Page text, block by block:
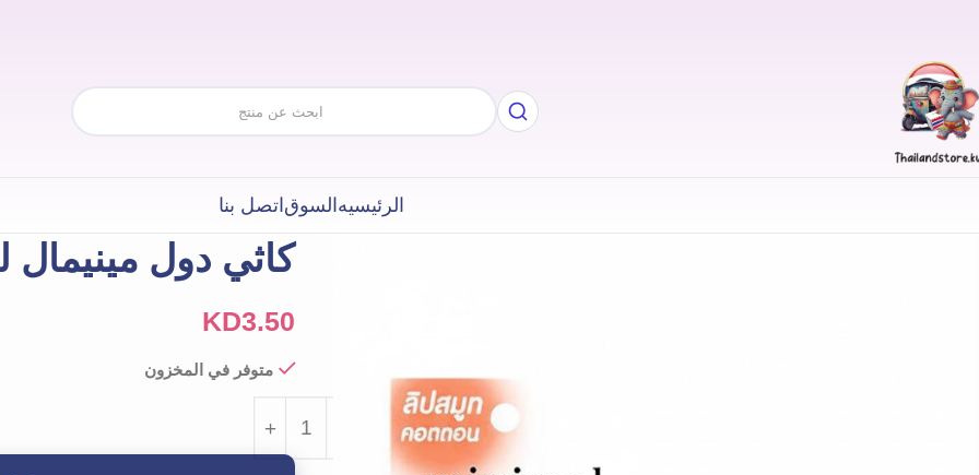
الرئيسيهالسوقاتصل بنا
كاثي دول مينيمال
KD3.50
متوفر في المخزون